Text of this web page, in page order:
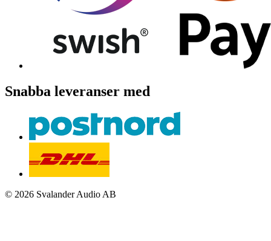
Snabba leveranser med
© 2026 Svalander Audio AB